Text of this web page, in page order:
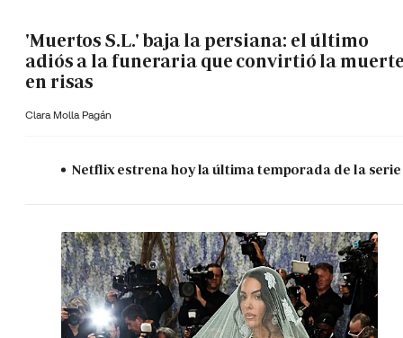
'Muertos S.L.' baja la persiana: el último
adiós a la funeraria que convirtió la
en risas
Clara Molla Pagán
Netflix estrena hoy la última temporada de la serie